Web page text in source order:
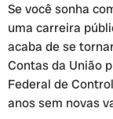
Se você sonha
uma carreira
acaba de se
Contas da União
Federal de
anos sem novas